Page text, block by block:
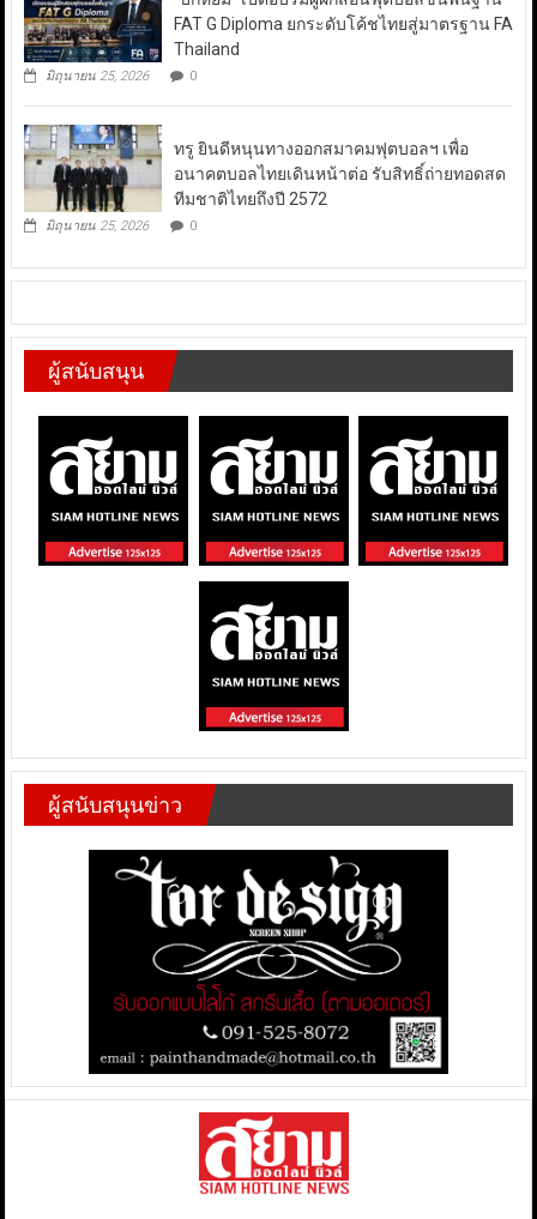
FAT G Diploma ยกระดับโค้ชไทยสู่มาตรฐาน FA
Thailand
มิถุนายน 25, 2026 0
ทรู ยินดีหนุนทางออกสมาคมฟุตบอลฯ เพื่อ
อนาคตบอลไทยเดินหน้าต่อ รับสิทธิ์ถ่ายทอดสด
ทีมชาติไทยถึงปี 2572
มิถุนายน 25, 2026 0
ผู้สนับสนุน
ผู้สนับสนุนข่าว